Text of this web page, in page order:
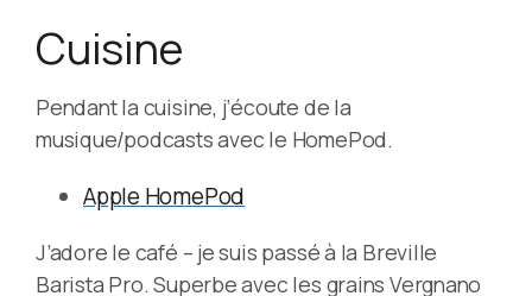
Cuisine
Pendant la cuisine, j’écoute de la
musique/podcasts avec le HomePod.
Apple HomePod
J’adore le café – je suis passé à la Breville
Barista Pro. Superbe avec les grains Vergnano